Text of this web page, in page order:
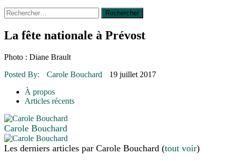
14 octobre 2015
La course de boîtes à savon du club
Le rendez-vous des bolides
30 juin 2015 | Fantaisie et créativité en mode jeunesse
16 juillet 2026
16 juillet 2026 | ENVIRONNEMENT
16 juillet 2026
Rechercher :
La fête nationale à Prévost
Photo : Diane Brault
Posted By:
Carole Bouchard
19 juillet 2017
À propos
Articles récents
Carole Bouchard
Les derniers articles par Carole Bouchard (tout voir)